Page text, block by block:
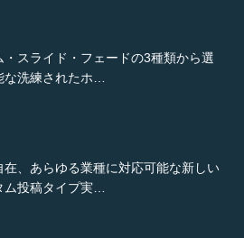
・スライド・フェードの3種類から選
な洗練されたホ…
在、あらゆる業種に対応可能な新しい
ム投稿タイプ実…